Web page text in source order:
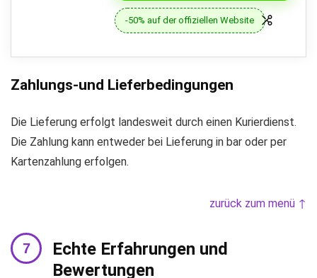
-50% auf der offiziellen Website
Zahlungs-und Lieferbedingungen
Die Lieferung erfolgt landesweit durch einen Kurierdienst.
Die Zahlung kann entweder bei Lieferung in bar oder per
Kartenzahlung erfolgen.
zurück zum menü ↑
Echte Erfahrungen und
Bewertungen